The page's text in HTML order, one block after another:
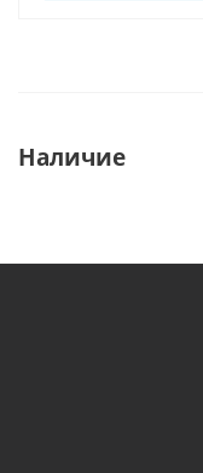
Наличие